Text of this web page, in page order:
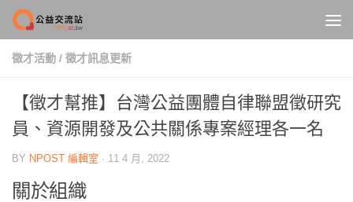
Skip to content
徵才活動 / 徵才訊息更新
【徵才幫推】台灣公益團體自律聯盟徵研究
員、資源開發及公共關係專案經理各一名
BY NPOST 編輯室 · 11 4 月, 2022
關於組織